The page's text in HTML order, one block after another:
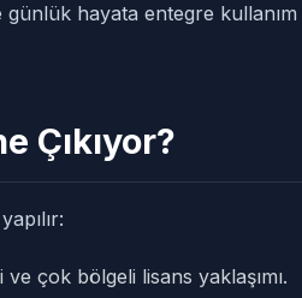
hayata entegre kullanım
Çıkıyor?
çok bölgeli lisans yaklaşımı.